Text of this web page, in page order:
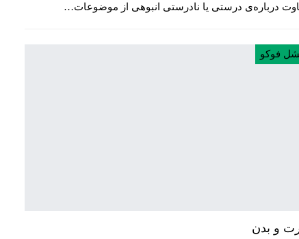
درباره‌ی درستی یا نادرستی انبوهی از موضوعات…
فوکو
و بدن